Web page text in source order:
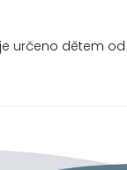
určeno dětem od